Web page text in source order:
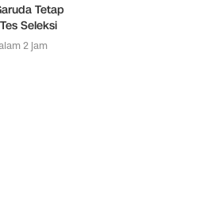
Tetap
Seleksi
2 jam